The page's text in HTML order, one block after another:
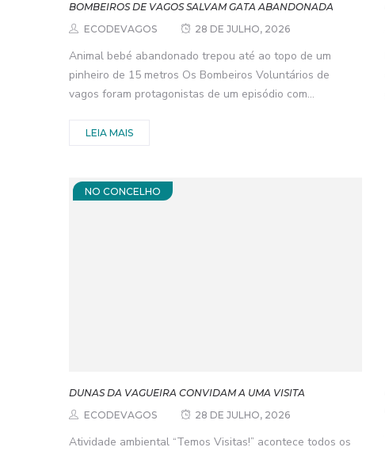
BOMBEIROS DE VAGOS SALVAM GATA ABANDONADA
ECODEVAGOS
28 DE JULHO, 2026
Animal bebé abandonado trepou até ao topo de um
pinheiro de 15 metros Os Bombeiros Voluntários de
vagos foram protagonistas de um episódio com...
LEIA MAIS
NO CONCELHO
DUNAS DA VAGUEIRA CONVIDAM A UMA VISITA
ECODEVAGOS
28 DE JULHO, 2026
Atividade ambiental “Temos Visitas!” acontece todos os